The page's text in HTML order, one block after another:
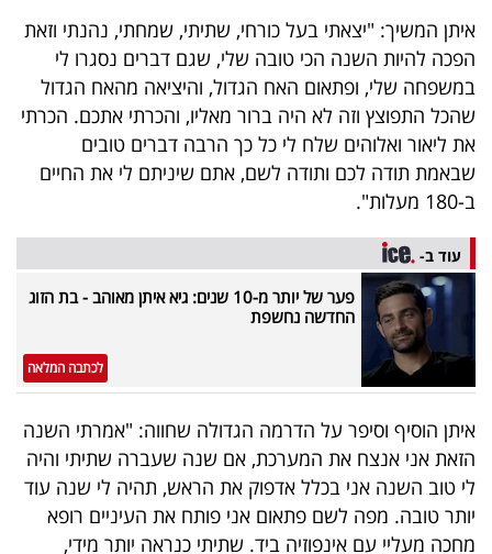
40
UNDER
40
שיתופי
פעולה
דרושים
ניוזלטרים
מייל
אדום
איתן המשיך: "יצאתי בעל כורחי, שתיתי, שמחתי, נהנתי וזאת
הפכה להיות השנה הכי טובה שלי, שגם דברים נסגרו לי
במשפחה שלי, ופתאום האח הגדול, והיציאה מהאח הגדול
שהכל התפוצץ וזה לא היה ברור מאליו, והכרתי אתכם. הכרתי
את ליאור ואלוהים שלח לי כל כך הרבה דברים טובים
שבאמת תודה לכם ותודה לשם, אתם שיניתם לי את החיים
ב-180 מעלות".
עוד ב-
פער של יותר מ-10 שנים: גיא איתן מאוהב - בת הזוג
החדשה נחשפת
לכתבה המלאה
איתן הוסיף וסיפר על הדרמה הגדולה שחווה: "אמרתי השנה
הזאת אני אנצח את המערכת, אם שנה שעברה שתיתי והיה
לי טוב השנה אני בכלל אדפוק את הראש, תהיה לי שנה עוד
יותר טובה. מפה לשם פתאום אני פותח את העיניים רופא
מחכה מעליי עם אינפוזיה ביד. שתיתי כנראה יותר מידי,